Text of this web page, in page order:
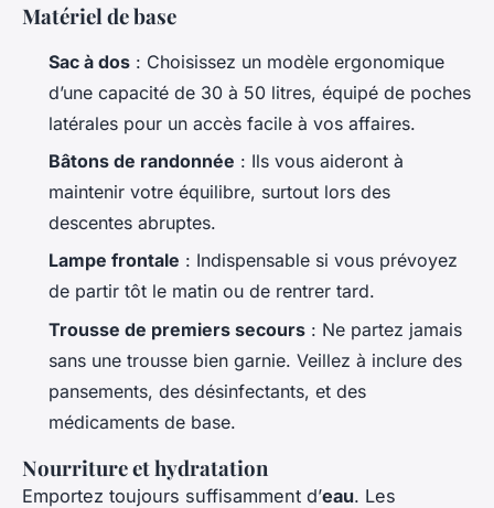
Matériel de base
Sac à dos : Choisissez un modèle ergonomique
d’une capacité de 30 à 50 litres, équipé de poches
latérales pour un accès facile à vos affaires.
Bâtons de randonnée : Ils vous aideront à
maintenir votre équilibre, surtout lors des
descentes abruptes.
Lampe frontale : Indispensable si vous prévoyez
de partir tôt le matin ou de rentrer tard.
Trousse de premiers secours : Ne partez jamais
sans une trousse bien garnie. Veillez à inclure des
pansements, des désinfectants, et des
médicaments de base.
Nourriture et hydratation
Emportez toujours suffisamment d’eau. Les